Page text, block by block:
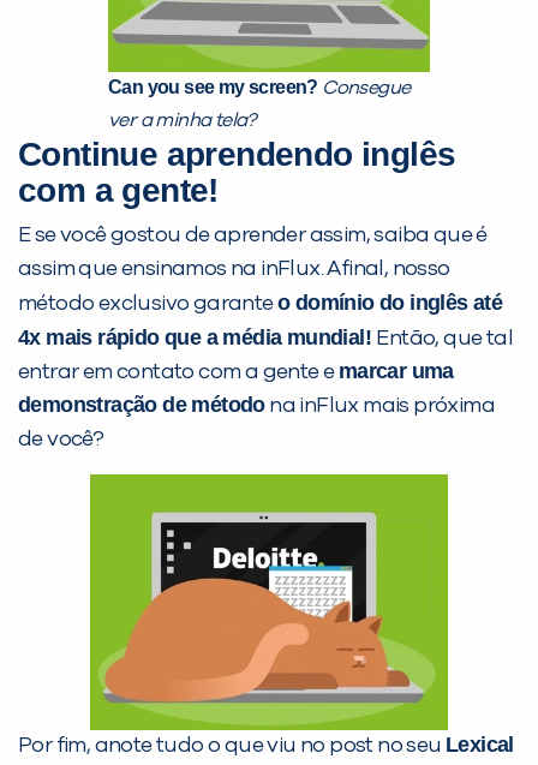
Can you see my screen? Consegue
ver a minha tela?
Continue aprendendo inglês
com a gente!
E se você gostou de aprender assim, saiba que é
assim que ensinamos na inFlux. Afinal, nosso
método exclusivo garanteo domínio do inglês até
4x mais rápido que a média mundial! Então, que tal
entrar em contato com a gente e marcar uma
demonstração de métodona inFlux mais próxima
de você?
Por fim, anote tudo o que viu no post no seu Lexical